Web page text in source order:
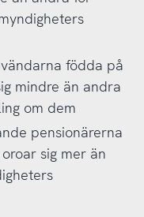
födda på
mindre än andra
om dem
pensionärerna
sig mer än